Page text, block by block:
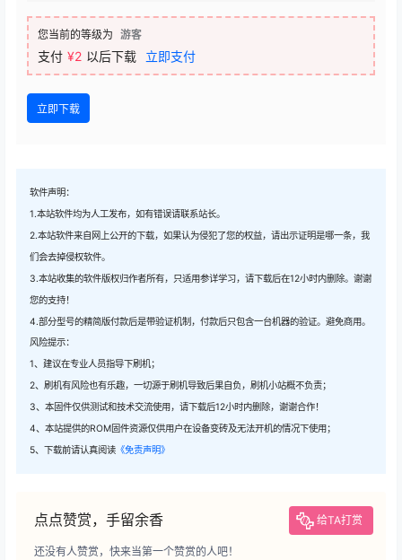
您当前的等级为 游客
支付 ¥2 以后下载 立即支付
立即下载
软件声明：
1.本站软件均为人工发布，如有错误请联系站长。
2.本站软件来自网上公开的下载，如果认为侵犯了您的权益，请出示证明是哪一条，我
们会去掉侵权软件。
3.本站收集的软件版权归作者所有，只适用参详学习，请下载后在12小时内删除。谢谢
您的支持！
4.部分型号的精简版付款后是带验证机制，付款后只包含一台机器的验证。避免商用。
风险提示：
1、建议在专业人员指导下刷机；
2、刷机有风险也有乐趣，一切源于刷机导致后果自负，刷机小站概不负责；
3、本固件仅供测试和技术交流使用，请下载后12小时内删除，谢谢合作！
4、本站提供的ROM固件资源仅供用户在设备变砖及无法开机的情况下使用；
5、下载前请认真阅读 《免责声明》
点点赞赏，手留余香 给TA打赏
还没有人赞赏，快来当第一个赞赏的人吧！